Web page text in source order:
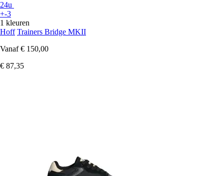
24u
+-3
1 kleuren
Hoff Trainers Bridge MKII
Vanaf € 150,00
€ 87,35